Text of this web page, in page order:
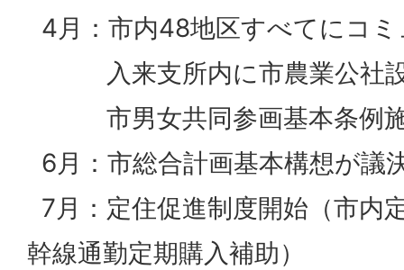
4月：市内48地区すべてにコ
入来支所内に市農業公社
市男女共同参画基本条例
6月：市総合計画基本構想が議
7月：定住促進制度開始（市内
幹線通勤定期購入補助）